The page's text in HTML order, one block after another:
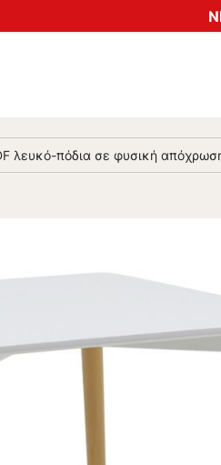
λευκό-πόδια σε φυσική